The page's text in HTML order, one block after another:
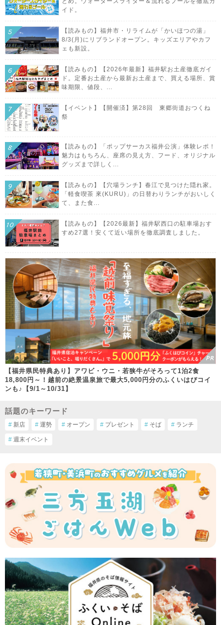
イド。
【読みもの】福井市・リライムが「かいほつの湯」
8/3(月)にリブランドオープン。キッズエリアやカフ
ェも新設。
【読みもの】【2026年最新】福井駅お土産徹底ガイ
ド。定番お土産から最新お土産まで、買える場所、賞
味期限、値段、...
【イベント】【開催済】第28回 東郷街道おつくね
祭
【読みもの】「ポップサーカス福井公演」体験レポ！
魅力はもちろん、座席の見え方、フード、オリジナル
グッズまで詳しく...
【読みもの】【穴場ランチ】春江で見つけた隠れ家。
「軽食喫茶 來(KURU)」の日替わりランチがおいしく
て、また食...
【読みもの】【2026最新】福井駅西口の駐車場おす
すめ27選！安くて近い場所を徹底調査しました。
【福井県民特典あり】アワビ・ウニ・若狭牛がそろって1泊2食
18,800円～！越前の絶景温泉旅で最大5,000円分のふくいはぴコイ
ンも♪【9/1～10/31】
話題のキーワード
# 新店 # 運勢 # オープン # プレゼント # そば # ランチ
# 週末イベント